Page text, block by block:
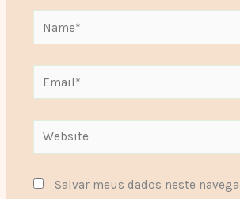
Name*
Email*
Website
Salvar meus dados neste